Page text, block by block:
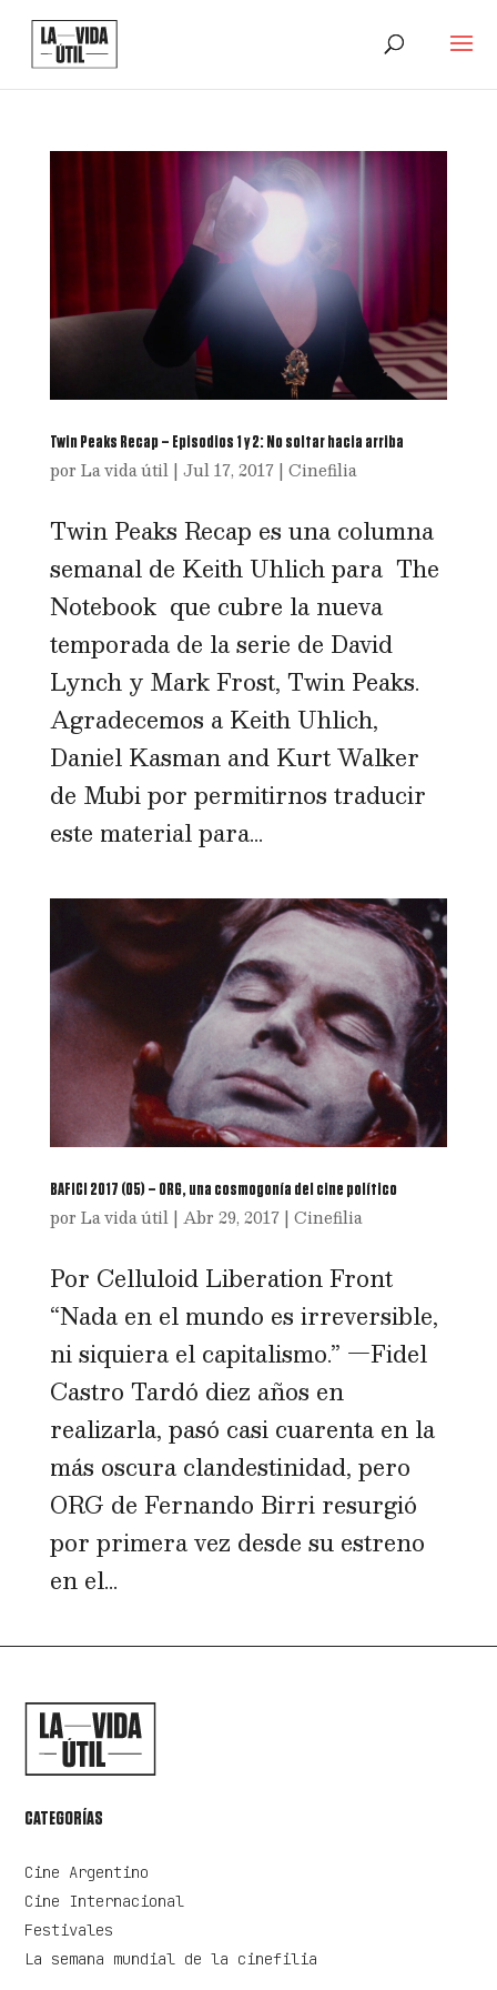
Twin Peaks Recap – Episodios 1 y 2: No soltar hacia arriba
por La vida útil| Jul 17, 2017| Cinefilia
Twin Peaks Recap es una columna
semanal de Keith Uhlich para The
Notebook que cubre la nueva
temporada de la serie de David
Lynch y Mark Frost, Twin Peaks.
Agradecemos a Keith Uhlich,
Daniel Kasman and Kurt Walker
de Mubi por permitirnos traducir
este material para...
BAFICI 2017 (05) – ORG, una cosmogonía del cine político
por La vida útil| Abr 29, 2017| Cinefilia
Por Celluloid Liberation Front
“Nada en el mundo es irreversible,
ni siquiera el capitalismo.” —Fidel
Castro Tardó diez años en
realizarla, pasó casi cuarenta en la
más oscura clandestinidad, pero
ORG de Fernando Birri resurgió
por primera vez desde su estreno
en el...
CATEGORÍAS
Cine Argentino
Cine Internacional
Festivales
La semana mundial de la cinefilia